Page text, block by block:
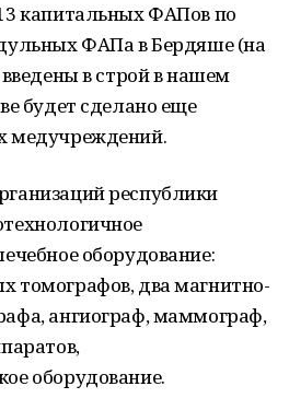
капитальных ФАПов по
ФАПа в Бердяше (на
в строй в нашем
будет сделано еще
медучреждений.
республики
оборудование:
томографов, два магнитно-
ангиограф, маммограф,
оборудование.